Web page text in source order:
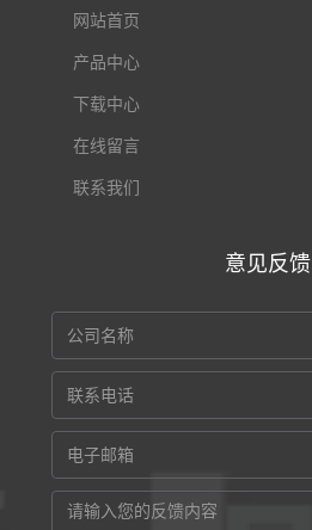
网站首页
产品中心
下载中心
在线留言
联系我们
意见反馈